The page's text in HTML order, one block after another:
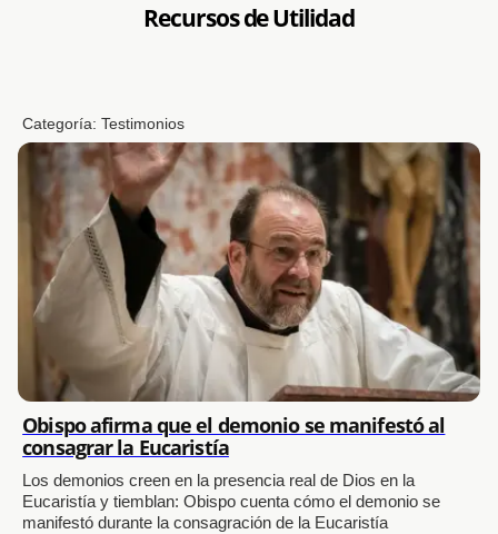
Recursos de Utilidad
Categoría:Testimonios
Obispo afirma que el demonio se manifestó al
consagrar la Eucaristía
Los demonios creen en la presencia real de Dios en la
Eucaristía y tiemblan: Obispo cuenta cómo el demonio se
manifestó durante la consagración de la Eucaristía